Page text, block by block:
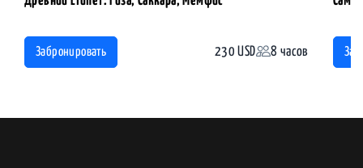
Забронировать 230 USD 8 часов